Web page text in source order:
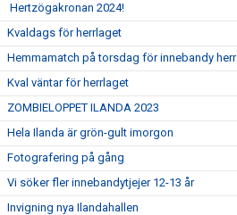
Hertzögakronan 2024!
Kvaldags för herrlaget
Hemmamatch på torsdag för innebandy herr
Kval väntar för herrlaget
ZOMBIELOPPET ILANDA 2023
Hela Ilanda är grön-gult imorgon
Fotografering på gång
Vi söker fler innebandytjejer 12-13 år
Invigning nya Ilandahallen